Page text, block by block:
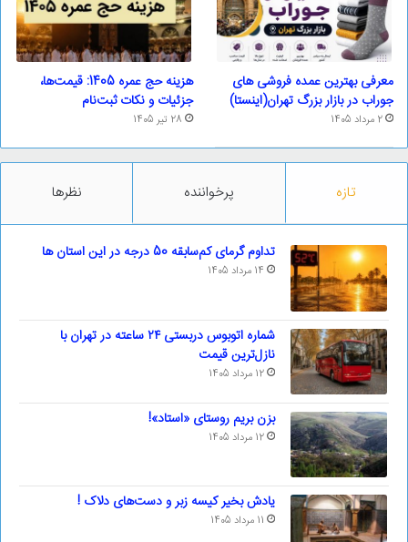
معرفی بهترین عمده فروشی های
جوراب در بازار بزرگ تهران(اینستا)
2 مرداد 1405
هزینه حج عمره 1405: قیمت‌ها،
جزئیات و نکات ثبت‌نام
28 تیر 1405
تازه پرخواننده نظرها
تداوم گرمای کم‌سابقه 50 درجه در این استان ها
14 مرداد 1405
شماره اتوبوس دربستی ۲۴ ساعته در تهران با
نازل‌ترین قیمت
12 مرداد 1405
بزن بریم روستای «استاد»!
12 مرداد 1405
یادش بخیر کیسه‌ زبر و دست‌های دلاک !
11 مرداد 1405